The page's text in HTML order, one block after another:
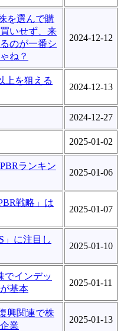
を選んで購
いせず、来
のが一番シ
ね？
2024-12-12
上を狙える
2024-12-13
2024-12-27
2025-01-02
ランキン
2025-01-06
戦略」は
2025-01-07
」に注目し
2025-01-10
でインデッ
基本
2025-01-11
興関連で株
業
2025-01-13